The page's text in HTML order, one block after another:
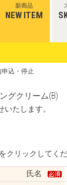
新商品
NEW ITEM
込・停止
グクリーム(B)
たします。
クリックしてく
氏名